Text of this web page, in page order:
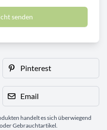
senden
Pinterest
Email
handelt es sich überwiegend
Gebrauchtartikel.